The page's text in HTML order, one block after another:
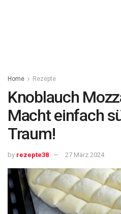
Home Rezepte
Knoblauch
Macht einfach
Traum!
by rezepte38 27 März 2024